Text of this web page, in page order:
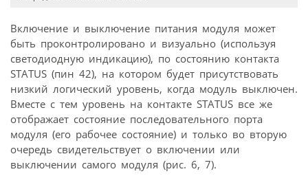
Включение и выключение питания модуля может
быть проконтролировано и визуально (используя
светодиодную индикацию), по состоянию контакта
STATUS (пин 42), на котором будет присутствовать
низкий логический уровень, когда модуль выключен.
Вместе с тем уровень на контакте STATUS все же
отображает состояние последовательного порта
модуля (его рабочее состояние) и только во вторую
очередь свидетельствует о включении или
выключении самого модуля (рис. 6, 7).